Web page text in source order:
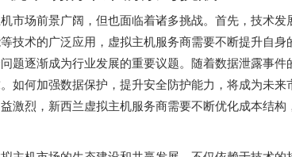
市场前景广阔，但也面临着诸多挑战。首先，技术
技术的广泛应用，虚拟主机服务商需要不断提升自
题逐渐成为行业发展的重要议题。随着数据泄露事
如何加强数据保护，提升安全防护能力，将成为未
激烈，新西兰虚拟主机服务商需要不断优化成本结